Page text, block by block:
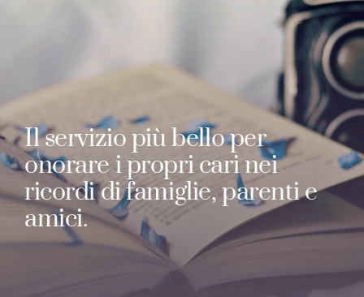
Il servizio più bello per
onorare i propri cari nei
ricordi di famiglie, parenti e
amici.